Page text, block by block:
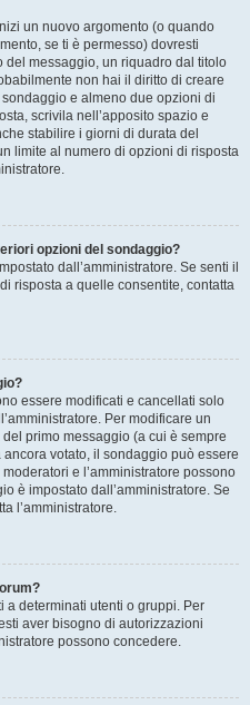
un nuovo argomento (o quando
se ti è permesso) dovresti
del messaggio, un riquadro dal titolo
non hai il diritto di creare
e almeno due opzioni di
scrivila nell’apposito spazio e
stabilire i giorni di durata del
limite al numero di opzioni di risposta
opzioni del sondaggio?
dall’amministratore. Se senti il
risposta a quelle consentite, contatta
essere modificati e cancellati solo
Per modificare un
del primo messaggio (a cui è sempre
votato, il sondaggio può essere
e l’amministratore possono
è impostato dall’amministratore. Se
l’amministratore.
a determinati utenti o gruppi. Per
aver bisogno di autorizzazioni
possono concedere.